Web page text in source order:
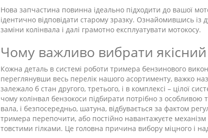
Нова запчастина повинна ідеально підходити до вашої
ідентично відповідати старому зразку. Ознайомившись із
заміни колінвала і далі грамотно експлуатувати мотокосу.
Чому важливо вибрати
Кожна деталь в системі роботи тримера бензинового
переглянувши весь перелік нашого асортименту, важко
залежало б стан другого, третього, і в комплексі – цілої
чому колінвал бензокоси підбирати потрібно з особливою
вала, і безпосередньо, шатуна, відбувається за фактом
тримера перепочити, або постійно навантажуєте
товстими гілками. Це головна причина вибору міцного і